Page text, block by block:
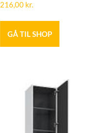
216,00 kr.
GÅ TIL SHOP